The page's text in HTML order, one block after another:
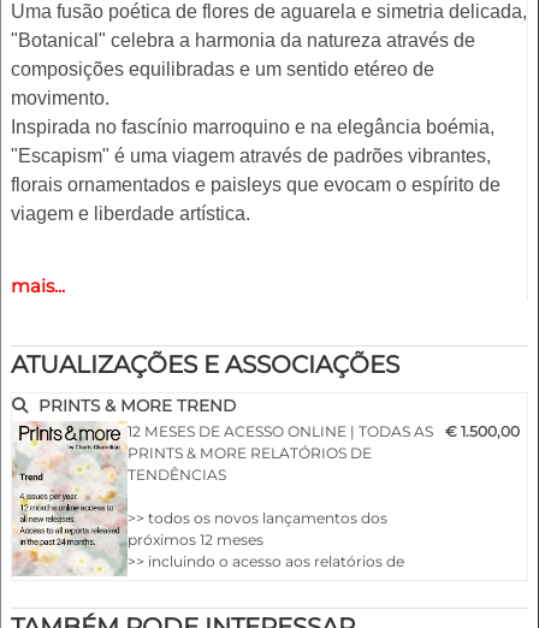
Uma fusão poética de flores de aguarela e simetria delicada,
"Botanical" celebra a harmonia da natureza através de
composições equilibradas e um sentido etéreo de
movimento.
Inspirada no fascínio marroquino e na elegância boémia,
"Escapism" é uma viagem através de padrões vibrantes,
florais ornamentados e paisleys que evocam o espírito de
viagem e liberdade artística.
- Desenhos para qualquer produto
- 150 estampas modulares repetidas
- Todos os ficheiros em pdf/eps e jpg/psd
- Utilização livre de acordo com os termos dos direitos de
autor
mais...
ATUALIZAÇÕES E ASSOCIAÇÕES
PRINTS & MORE TREND
12 MESES DE ACESSO ONLINE | TODAS AS
PRINTS & MORE RELATÓRIOS DE
TENDÊNCIAS
>> todos os novos lançamentos dos
próximos 12 meses
>> incluindo o acesso aos relatórios de
meses
€ 1.500,00